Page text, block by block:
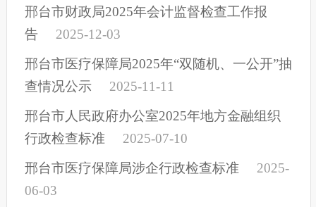
邢台市财政局2025年会计监督检查工作报
告
2025-12-03
邢台市医疗保障局2025年“双随机、一公开”抽
查情况公示
2025-11-11
邢台市人民政府办公室2025年地方金融组织
行政检查标准
2025-07-10
邢台市医疗保障局涉企行政检查标准
2025-
06-03